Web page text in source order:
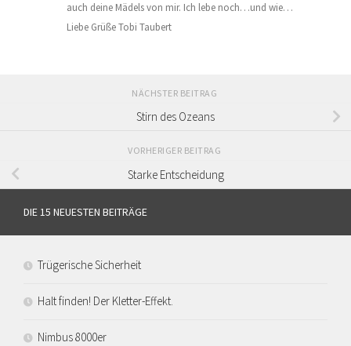
auch deine Mädels von mir. Ich lebe noch…und wie…
Liebe Grüße Tobi Taubert
NÄCHSTER BEITRAG
Stirn des Ozeans
VORHERIGER BEITRAG
Starke Entscheidung
DIE 15 NEUESTEN BEITRÄGE
Trügerische Sicherheit
Halt finden! Der Kletter-Effekt.
Nimbus 8000er